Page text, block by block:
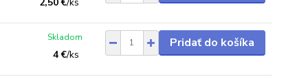
4 €/ks
Skladom Pridať do košíka